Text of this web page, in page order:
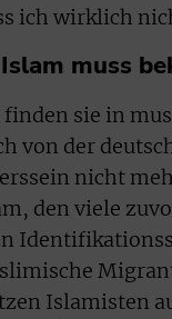
ich wirklich
muss
sie in
von der
nicht
den viele
Islamisten